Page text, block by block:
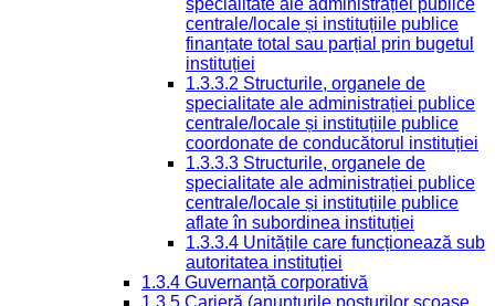
specialitate ale administrației publice
centrale/locale și instituțiile publice
finanțate total sau parțial prin bugetul
instituției
1.3.3.2 Structurile, organele de
specialitate ale administrației publice
centrale/locale și instituțiile publice
coordonate de conducătorul instituției
1.3.3.3 Structurile, organele de
specialitate ale administrației publice
centrale/locale și instituțiile publice
aflate în subordinea instituției
1.3.3.4 Unitățile care funcționează sub
autoritatea instituției
1.3.4 Guvernanță corporativă
1.3.5 Carieră (anunțurile posturilor scoase